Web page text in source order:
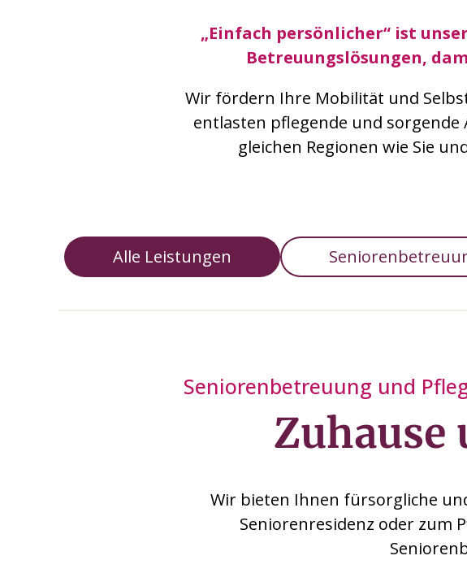
„Einfach persönlicher“ ist
Betreuungslösungen,
Wir fördern Ihre Mobilität und
entlasten pflegende und
gleichen Regionen wie Sie
Alle Leistungen
Seniorenbetreuung und
Zuhause
Wir bieten Ihnen fürsorgliche
Seniorenresidenz oder zum